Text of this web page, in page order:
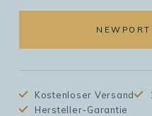
Kostenloser Versand
Hersteller-Garantie